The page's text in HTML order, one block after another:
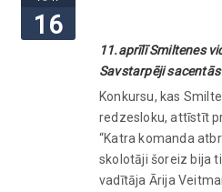
16
11.aprīlī Smiltenes
Savstarpēji
Konkursu, kas
redzesloku, attīstīt
“Katra komanda
skolotāji šoreiz bija
vadītāja Ārija